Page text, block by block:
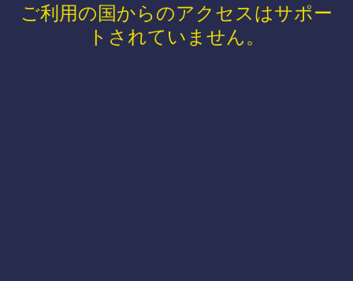
ご利用の国からのアクセスはサポー
トされていません。